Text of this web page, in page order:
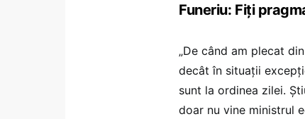
Funeriu: Fiți
„De când am plecat
decât în situații
sunt la ordinea zilei.
doar nu vine ministrul